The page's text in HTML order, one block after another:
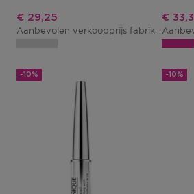
Kortingsprijs
€ 29,25
Aanbevolen verkoopprijs fabrikant€
€
-10% -10%